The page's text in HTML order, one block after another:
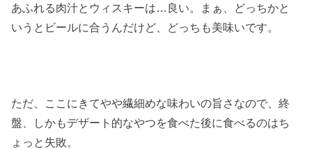
あふれる肉汁とウィスキーは…良い。まぁ、どっちかと
いうとビールに合うんだけど、どっちも美味いです。
ただ、ここにきてやや繊細めな味わいの旨さなので、終
盤、しかもデザート的なやつを食べた後に食べるのはち
ょっと失敗。